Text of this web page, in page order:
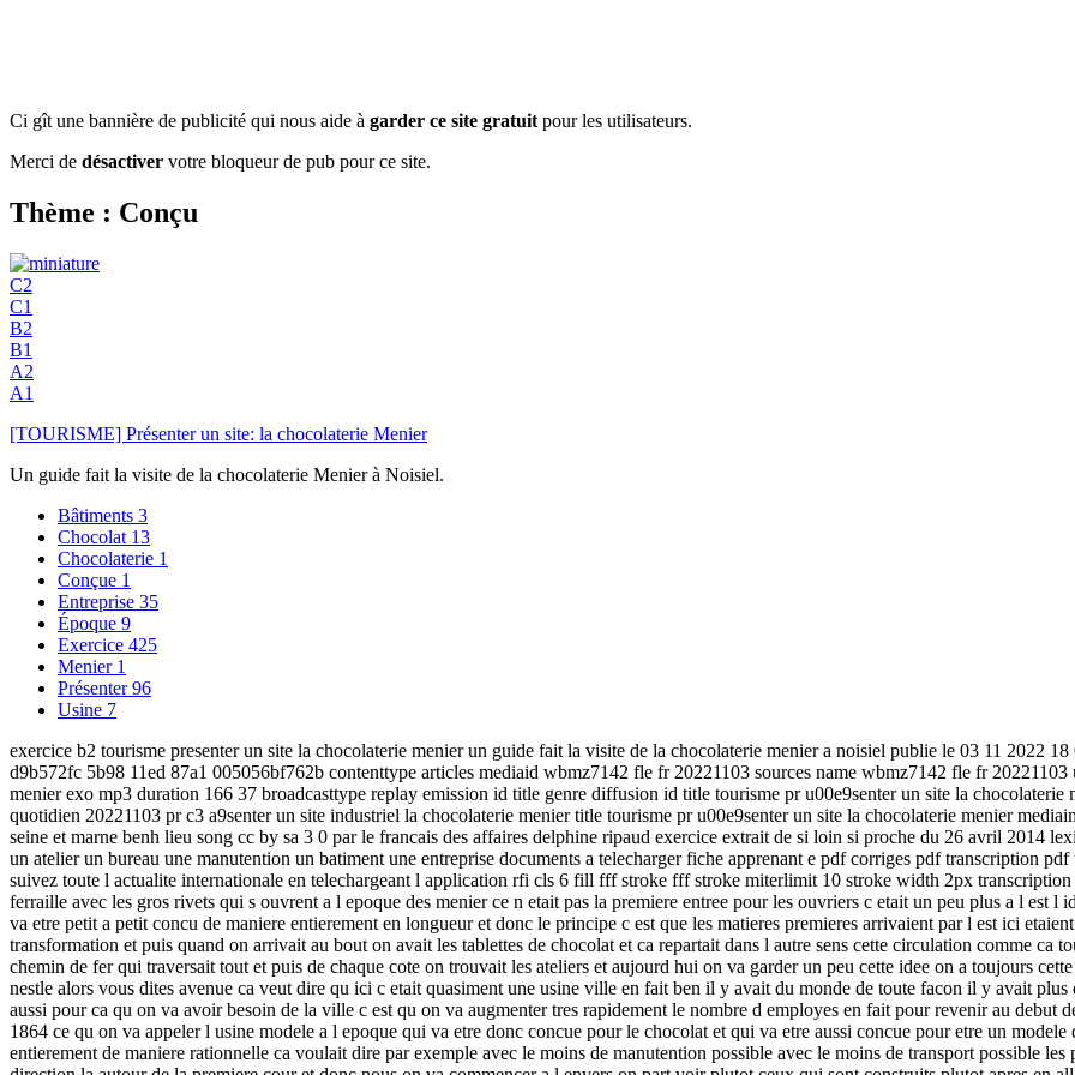
Ci gît une bannière de publicité qui nous aide à garder ce site gratuit pour les utilisateurs.
Merci de désactiver votre bloqueur de pub pour ce site.
Thème : Conçu
C2
C1
B2
B1
A2
A1
[TOURISME] Présenter un site: la chocolaterie Menier
Un guide fait la visite de la chocolaterie Menier à Noisiel.
Bâtiments 3
Chocolat 13
Chocolaterie 1
Conçue 1
Entreprise 35
Époque 9
Exercice 425
Menier 1
Présenter96
Usine 7
exercice b2 tourisme presenter un site la chocolaterie menier un guide fait la visite de la chocolaterie menier a noisiel publie le 03 11 2022
d9b572fc 5b98 11ed 87a1 005056bf762b contenttype articles mediaid wbmz7142 fle fr 20221103 sources name wbmz7142 fle fr
menier exo mp3 duration 166 37 broadcasttype replay emission id title genre diffusion id title tourisme pr u00e9senter un site la
quotidien 20221103 pr c3 a9senter un site industriel la chocolaterie menier title tourisme pr u00e9senter un site la chocolaterie menier
seine et marne benh lieu song cc by sa 3 0 par le francais des affaires delphine ripaud exercice extrait de si loin si proche du 26 avril 2014
un atelier un bureau une manutention un batiment une entreprise documents a telecharger fiche apprenant e pdf corriges pdf transcription
suivez toute l actualite internationale en telechargeant l application rfi cls 6 fill fff stroke fff stroke miterlimit 10 stroke width 2px
ferraille avec les gros rivets qui s ouvrent a l epoque des menier ce n etait pas la premiere entree pour les ouvriers c etait un peu plus a l est l
va etre petit a petit concu de maniere entierement en longueur et donc le principe c est que les matieres premieres arrivaient par l est ici
transformation et puis quand on arrivait au bout on avait les tablettes de chocolat et ca repartait dans l autre sens cette circulation comme ca
chemin de fer qui traversait tout et puis de chaque cote on trouvait les ateliers et aujourd hui on va garder un peu cette idee on a toujours
nestle alors vous dites avenue ca veut dire qu ici c etait quasiment une usine ville en fait ben il y avait du monde de toute facon il y avait plus
aussi pour ca qu on va avoir besoin de la ville c est qu on va augmenter tres rapidement le nombre d employes en fait pour revenir au debut
1864 ce qu on va appeler l usine modele a l epoque qui va etre donc concue pour le chocolat et qui va etre aussi concue pour etre un
entierement de maniere rationnelle ca voulait dire par exemple avec le moins de manutention possible avec le moins de transport possible